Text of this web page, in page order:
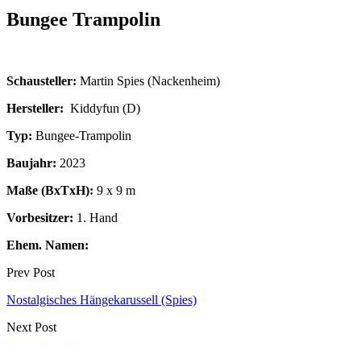
Bungee Trampolin
Schausteller: Martin Spies (Nackenheim)
Hersteller: Kiddyfun (D)
Typ: Bungee-Trampolin
Baujahr: 2023
Maße (BxTxH): 9 x 9 m
Vorbesitzer: 1. Hand
Ehem. Namen:
Prev Post
Nostalgisches Hängekarussell (Spies)
Next Post